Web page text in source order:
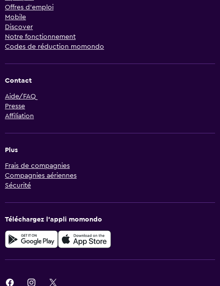
Offres d’emploi
Mobile
Discover
Notre fonctionnement
Codes de réduction momondo
Contact
Aide/FAQ
Presse
Affiliation
Plus
Frais de compagnies
Compagnies aériennes
Sécurité
Téléchargez l’appli momondo